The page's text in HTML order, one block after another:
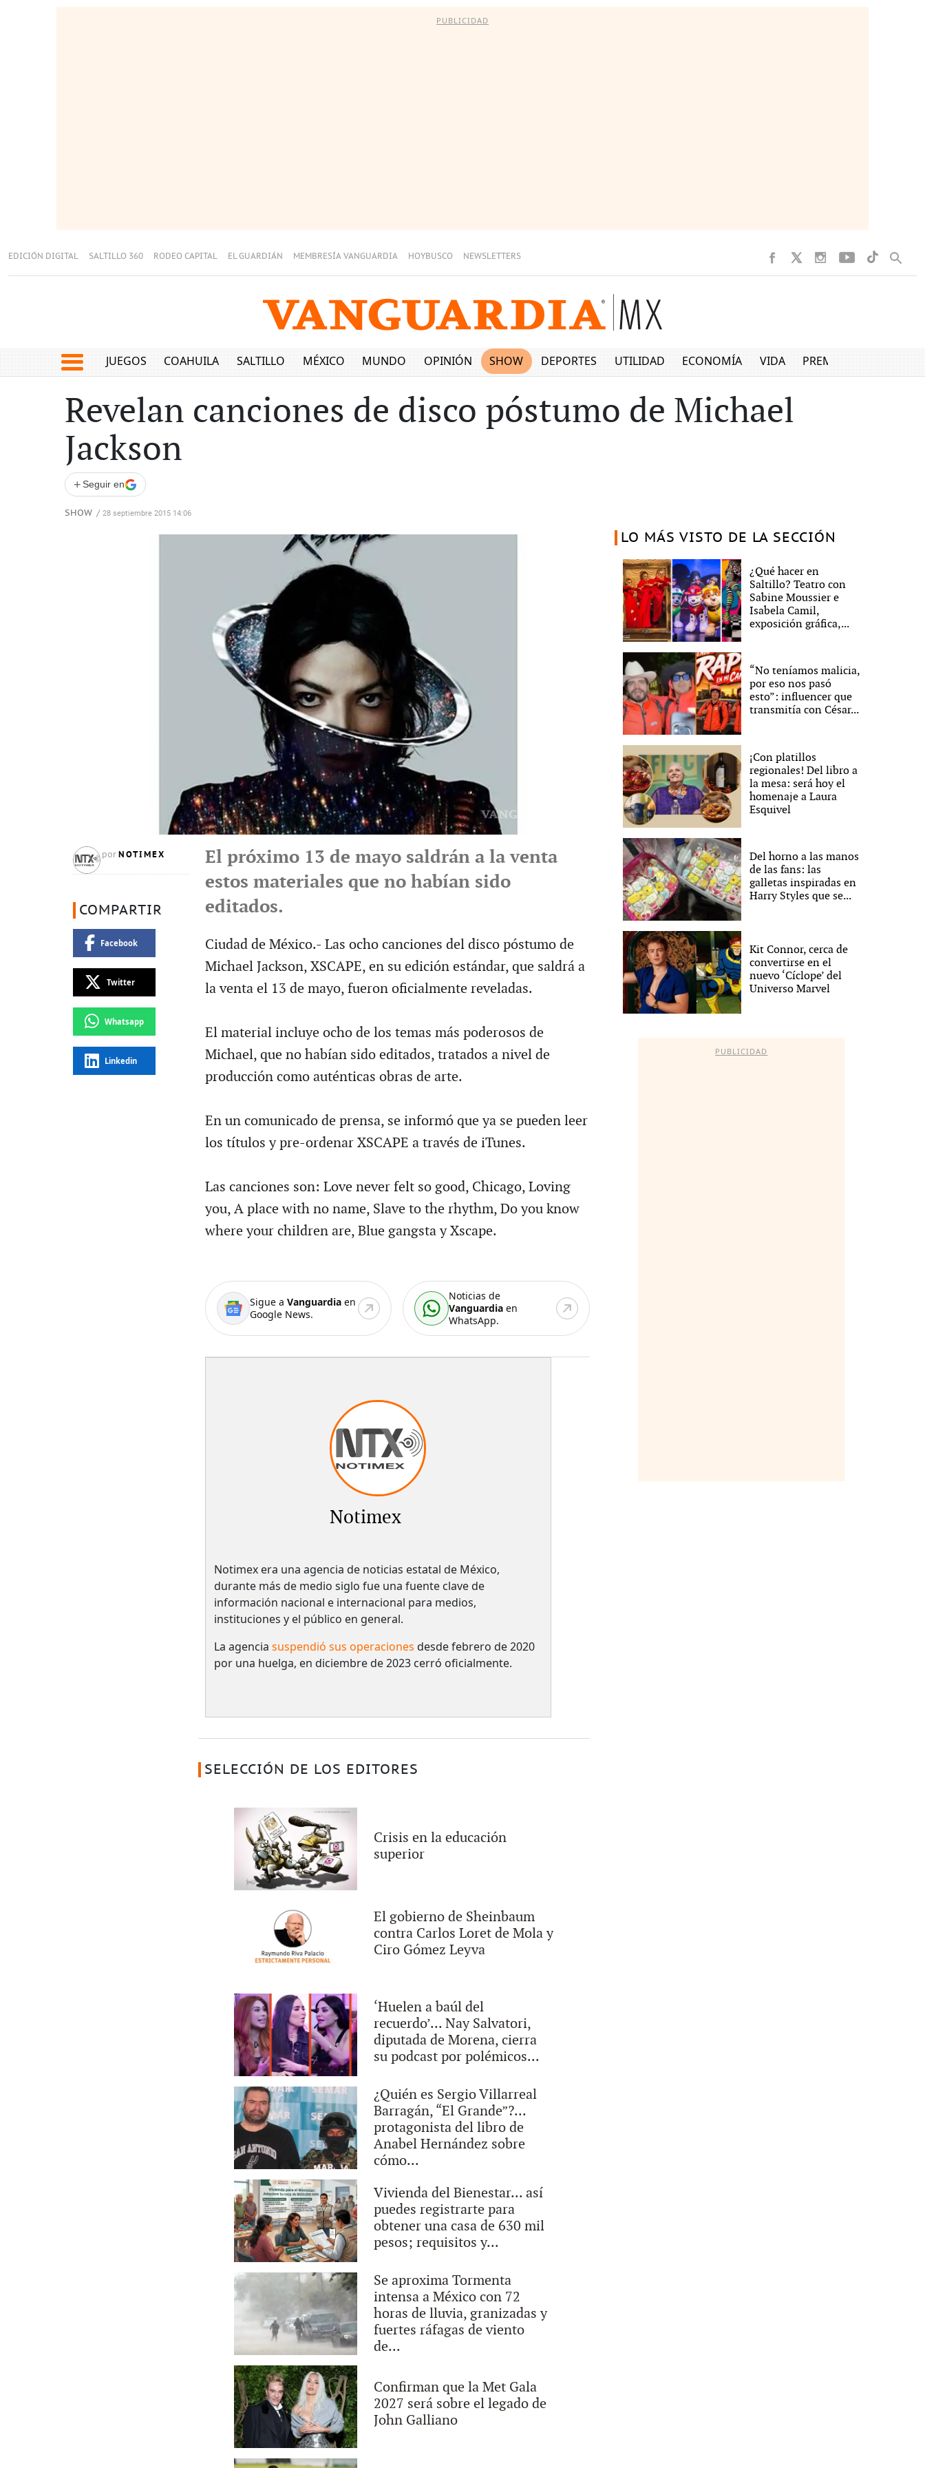
PUBLICIDAD
EDICIÓN DIGITAL SALTILLO 360 RODEO CAPITAL EL GUARDIÁN MEMBRESÍA VANGUARDIA HOYBUSCO NEWSLETTERS
JUEGOS COAHUILA SALTILLO MÉXICO MUNDO OPINIÓN SHOW DEPORTES UTILIDAD ECONOMÍA VIDA PREMIUM
Revelan canciones de disco póstumo de Michael
Jackson
+ Seguir en
SHOW / 28 septiembre 2015 14:06
por NOTIMEX
COMPARTIR
Facebook
Twitter
Whatsapp
Linkedin
El próximo 13 de mayo saldrán a la venta
estos materiales que no habían sido
editados.
Ciudad de México.- Las ocho canciones del disco póstumo de
Michael Jackson, XSCAPE, en su edición estándar, que saldrá a
la venta el 13 de mayo, fueron oficialmente reveladas.
El material incluye ocho de los temas más poderosos de
Michael, que no habían sido editados, tratados a nivel de
producción como auténticas obras de arte.
En un comunicado de prensa, se informó que ya se pueden leer
los títulos y pre-ordenar XSCAPE a través de iTunes.
Las canciones son: Love never felt so good, Chicago, Loving
you, A place with no name, Slave to the rhythm, Do you know
where your children are, Blue gangsta y Xscape.
Sigue a Vanguardiaen
Google News.
Noticias de
Vanguardia en
WhatsApp.
Notimex
Notimex era una agencia de noticias estatal de México,
durante más de medio siglo fue una fuente clave de
información nacional e internacional para medios,
instituciones y el público en general.
La agencia suspendió sus operaciones desde febrero de 2020
por una huelga, en diciembre de 2023 cerró oficialmente.
SELECCIÓN DE LOS EDITORES
Crisis en la educación
superior
El gobierno de Sheinbaum
contra Carlos Loret de Mola y
Ciro Gómez Leyva
‘Huelen a baúl del
recuerdo’... Nay Salvatori,
diputada de Morena, cierra
su podcast por polémicos...
¿Quién es Sergio Villarreal
Barragán, “El Grande”?...
protagonista del libro de
Anabel Hernández sobre
cómo...
Vivienda del Bienestar... así
puedes registrarte para
obtener una casa de 630 mil
pesos; requisitos y...
Se aproxima Tormenta
intensa a México con 72
horas de lluvia, granizadas y
fuertes ráfagas de viento
de...
Confirman que la Met Gala
2027 será sobre el legado de
John Galliano
LO MÁS VISTO DE LA SECCIÓN
¿Qué hacer en
Saltillo? Teatro con
Sabine Moussier e
Isabela Camil,
exposición gráfica,...
“No teníamos malicia,
por eso nos pasó
esto”: influencer que
transmitía con César...
¡Con platillos
regionales! Del libro a
la mesa: será hoy el
homenaje a Laura
Esquivel
Del horno a las manos
de las fans: las
galletas inspiradas en
Harry Styles que se...
Kit Connor, cerca de
convertirse en el
nuevo ‘Cíclope’ del
Universo Marvel
PUBLICIDAD